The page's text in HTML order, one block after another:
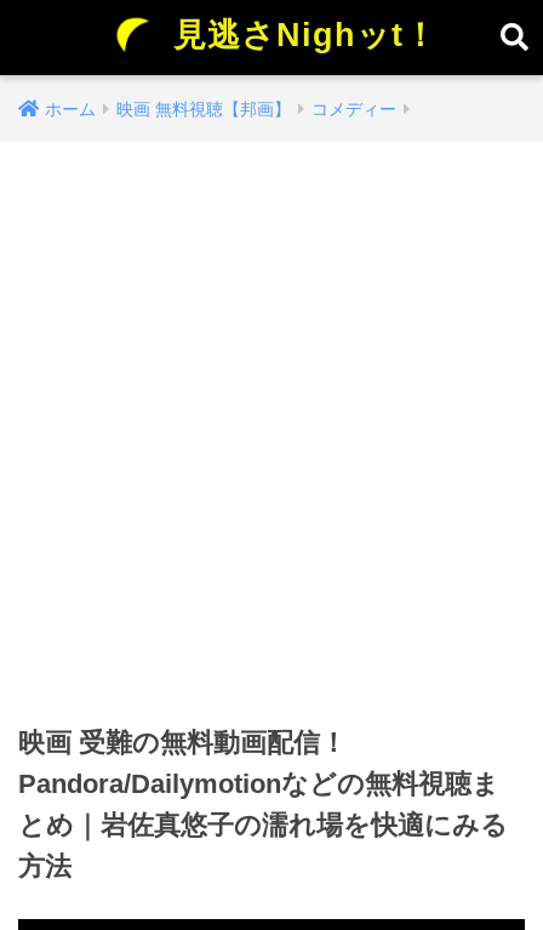
見逃さNighッt！
ホーム 映画 無料視聴【邦画】 コメディー
映画 受難の無料動画配信！
Pandora/Dailymotionなどの無料視聴ま
とめ｜岩佐真悠子の濡れ場を快適にみる
方法